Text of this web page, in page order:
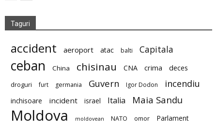
Taguri
accident aeroport atac balti Capitala
ceban China chisinau CNA crima deces
droguri furt germania Guvern Igor Dodon incendiu
inchisoare incident israel Italia Maia Sandu
Moldova moldovean NATO omor Parlament